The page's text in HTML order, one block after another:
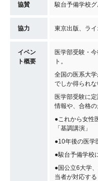
協賛 駿台予備学校
協力 東京出版、ラ
イベン
ト概要
医学部受験・
ト。
全国の医系大
でしか得られな
医学部受験に
情報や、合格の
●これから女性
「基調講演」
●10年後の医学
●駿台予備学校
●国公立6大学
当者が対応する